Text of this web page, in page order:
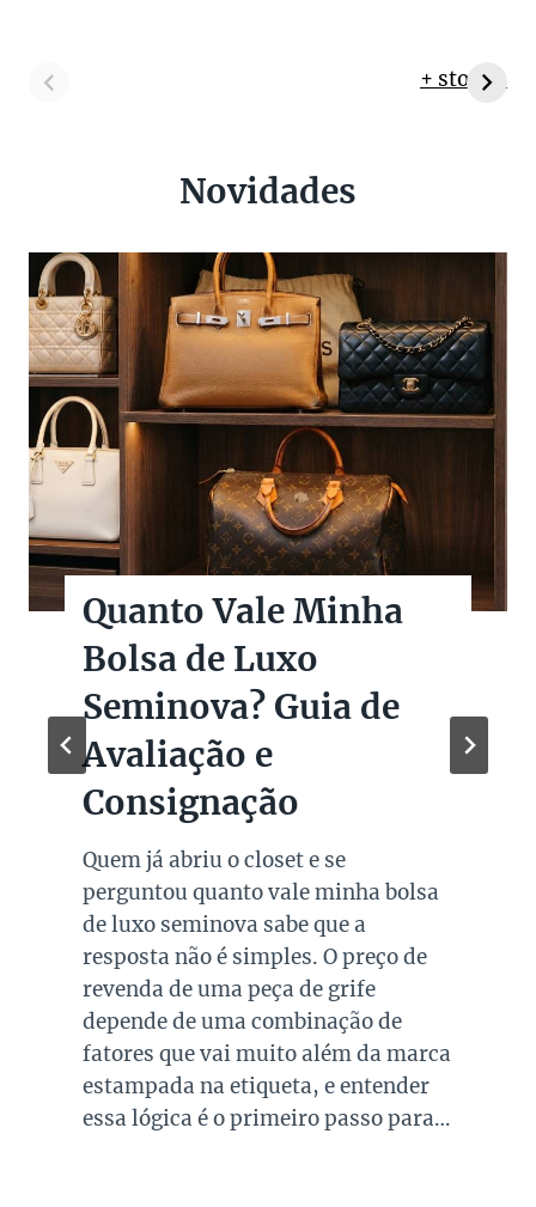
+ stories
Novidades
Quanto Vale Minha
Bolsa de Luxo
Seminova? Guia de
Avaliação e
Consignação
Quem já abriu o closet e se
perguntou quanto vale minha bolsa
de luxo seminova sabe que a
resposta não é simples. O preço de
revenda de uma peça de grife
depende de uma combinação de
fatores que vai muito além da marca
estampada na etiqueta, e entender
essa lógica é o primeiro passo para…